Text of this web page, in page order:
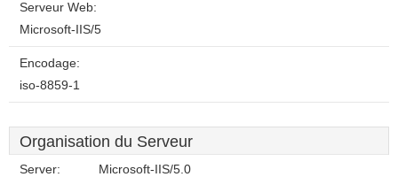
Serveur Web:
Microsoft-IIS/5
Encodage:
iso-8859-1
Organisation du Serveur
Server: Microsoft-IIS/5.0